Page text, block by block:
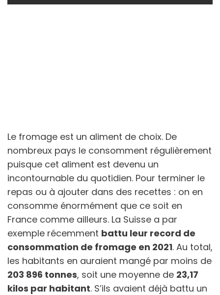
Le fromage est un aliment de choix. De
nombreux pays le consomment régulièrement
puisque cet aliment est devenu un
incontournable du quotidien. Pour terminer le
repas ou à ajouter dans des recettes : on en
consomme énormément que ce soit en
France comme ailleurs. La Suisse a par
exemple récemment battu leur record de
consommation de fromage en 2021. Au total,
les habitants en auraient mangé par moins de
203 896 tonnes, soit une moyenne de 23,17
kilos par habitant. S’ils avaient déjà battu un